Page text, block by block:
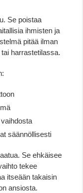
Se poistaa
ihmisten ja
pitää ilman
harrastetilassa.
säännöllisesti
Se ehkäisee
tekee
itseään takaisin
ansiosta.